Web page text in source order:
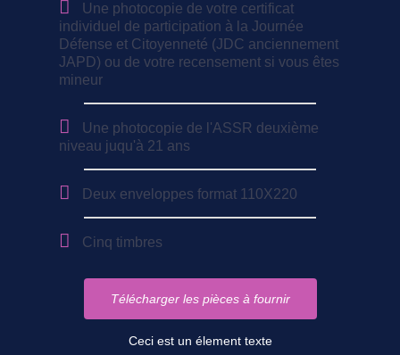
Une photocopie de votre certificat
individuel de participation à la Journée
Défense et Citoyenneté (JDC anciennement
JAPD) ou de votre recensement si vous êtes
mineur
Une photocopie de l'ASSR deuxième
niveau juqu'à 21 ans
Deux enveloppes format 110X220
Cinq timbres
Télécharger les pièces à fournir
Ceci est un élement texte